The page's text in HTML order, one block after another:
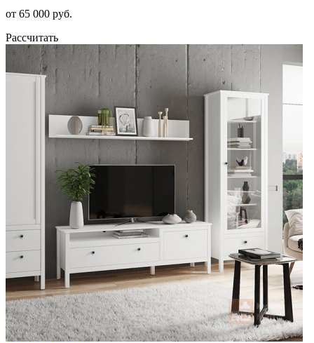
от 65 000 руб.
Рассчитать